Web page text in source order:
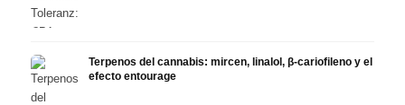
Terpenos del cannabis: mircen, linalol, β-cariofileno y el
efecto entourage